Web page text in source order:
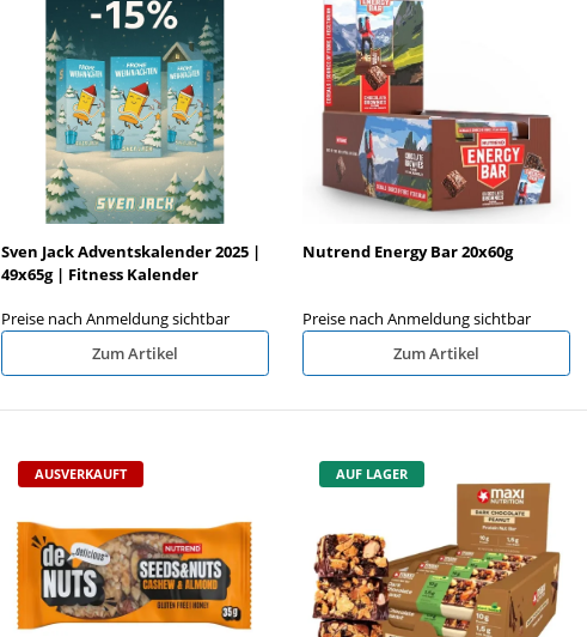
Sven Jack Adventskalender 2025 |
49x65g | Fitness Kalender
Preise nach Anmeldung sichtbar
Zum Artikel
Nutrend Energy Bar 20x60g
Preise nach Anmeldung sichtbar
Zum Artikel
AUSVERKAUFT AUF LAGER